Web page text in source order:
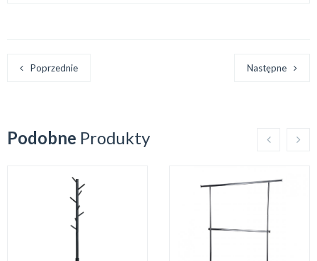
Poprzednie Następne
Podobne Produkty